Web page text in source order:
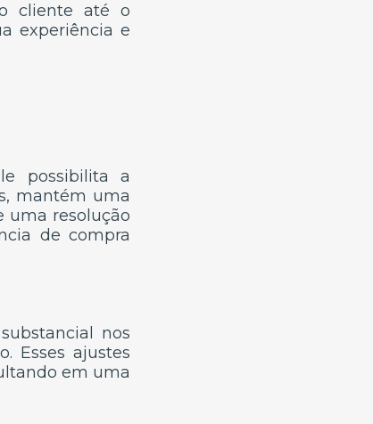
cliente até o
experiência e
possibilita a
mantém uma
uma resolução
de compra
nos
Esses ajustes
em uma